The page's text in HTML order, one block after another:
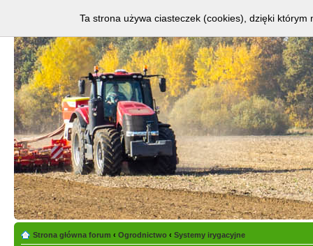
Strona główna forum ‹ Ogrodnictwo ‹ Systemy irygacyjne
Ta strona używa ciasteczek (cookies), dzięki którym